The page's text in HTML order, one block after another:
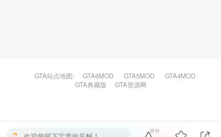
GTA站点地图: GTA6MOD GTA5MOD
GTA4MOD
GTA典藏版
GTA资源网
评分